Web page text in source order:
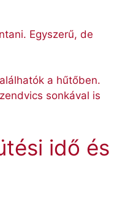
Egyszerű, de
a hűtőben.
sonkával is
idő és